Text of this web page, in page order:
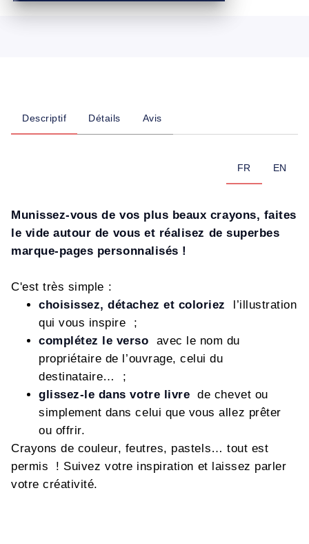
Descriptif Détails Avis
FR EN
Munissez-vous de vos plus beaux crayons, faites
le vide autour de vous et réalisez de superbes
marque-pages personnalisés !
C'est très simple :
choisissez, détachez et coloriez
l’illustration
qui vous inspire ;
complétez le verso avec le nom du
propriétaire de l’ouvrage, celui du
destinataire… ;
glissez-le dans votre livre de chevet ou
simplement dans celui que vous allez prêter
ou offrir.
Crayons de couleur, feutres, pastels… tout est
permis ! Suivez votre inspiration et laissez parler
votre créativité.